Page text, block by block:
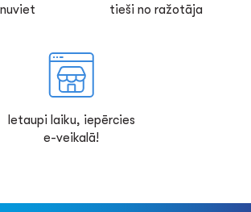
tieši no ražotāja
Ietaupi laiku, iepērcies
e-veikalā!